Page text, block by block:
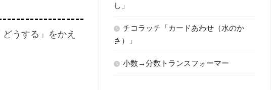
うする」をかえ
し」
チコラッチ「カードあわせ（水のか
さ）」
小数→分数トランスフォーマー